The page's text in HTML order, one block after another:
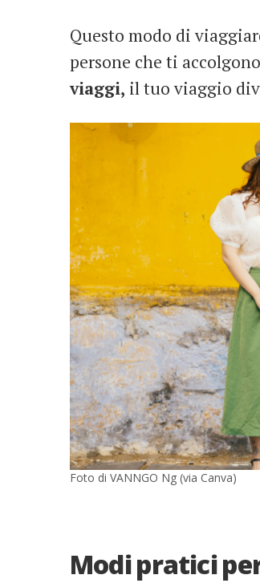
Questo modo di
persone che ti
viaggi, il tuo viaggio
Foto di VANNGO Ng (via Canva)
Modi pratici